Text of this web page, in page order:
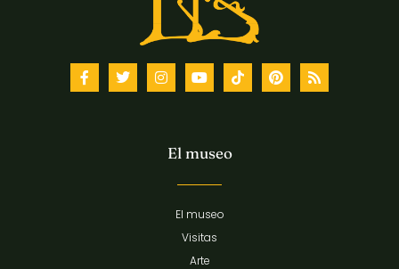
El museo
El museo
Visitas
Arte